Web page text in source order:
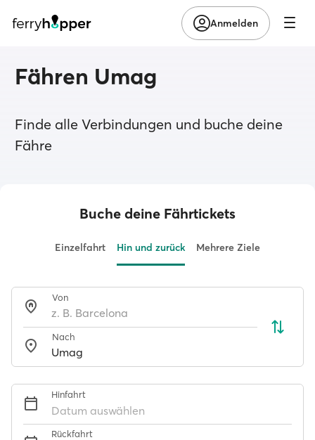
Anmelden
Fähren Umag
Finde alle Verbindungen und buche deine
Fähre
Buche deine Fährtickets
Einzelfahrt Hin und zurück Mehrere Ziele
Von
Nach
Hinfahrt
Datum auswählen
Rückfahrt